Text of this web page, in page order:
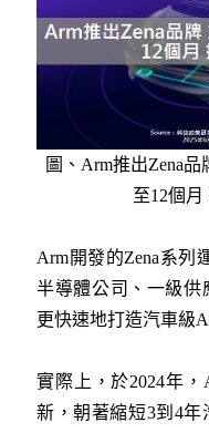
圖、Arm推出Zena
至12個
Arm開發的Zena系列
半導體公司、一級供
更快速地打造汽車級
實際上，於2024年
新，朝著縮短3到4